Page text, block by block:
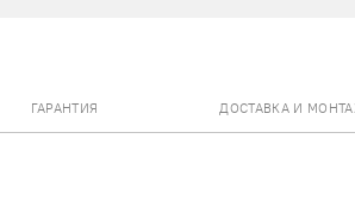
ГАРАНТИЯ ДОСТАВКА И